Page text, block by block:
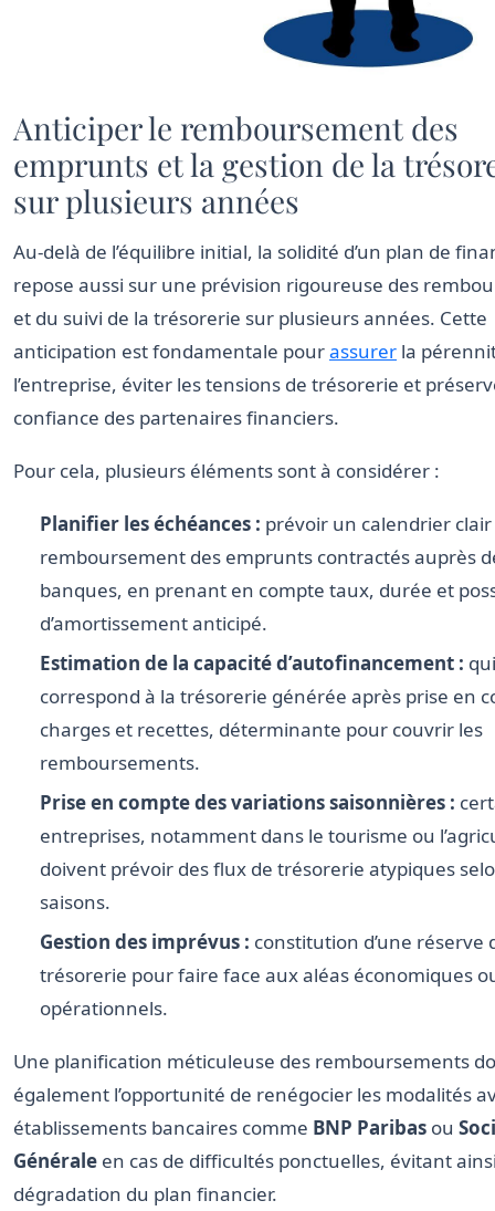
Anticiper le remboursement des
emprunts et la gestion de la
sur plusieurs années
Au-delà de l’équilibre initial, la solidité d’un plan de
repose aussi sur une prévision rigoureuse des
et du suivi de la trésorerie sur plusieurs années. Cette
anticipation est fondamentale pourassurer la
l’entreprise, éviter les tensions de trésorerie et
confiance des partenaires financiers.
Pour cela, plusieurs éléments sont à considérer :
Planifier les échéances : prévoir un calendrier
remboursement des emprunts contractés auprès
banques, en prenant en compte taux, durée et
d’amortissement anticipé.
Estimation de la capacité d’autofinancement : qui
correspond à la trésorerie générée après prise en
charges et recettes, déterminante pour couvrir les
remboursements.
Prise en compte des variations saisonnières :
entreprises, notamment dans le tourisme ou
doivent prévoir des flux de trésorerie atypiques
saisons.
Gestion des imprévus : constitution d’une réserve
trésorerie pour faire face aux aléas économiques
opérationnels.
Une planification méticuleuse des remboursements
également l’opportunité de renégocier les modalités
établissements bancaires comme BNP Paribas ou
Générale en cas de difficultés ponctuelles, évitant
dégradation du plan financier.